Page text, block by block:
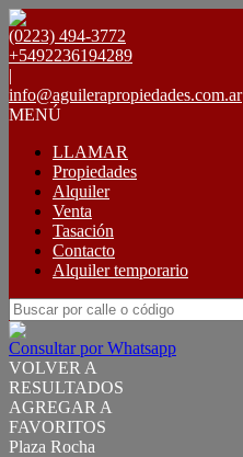
(0223) 494-3772
+5492236194289
|
info@aguilerapropiedades.com.ar
MENÚ
LLAMAR
Propiedades
Alquiler
Venta
Tasación
Contacto
Alquiler temporario
Consultar por Whatsapp
VOLVER A
RESULTADOS
AGREGAR A
FAVORITOS
Plaza Rocha